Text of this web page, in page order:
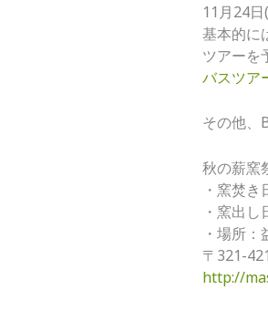
11月24
基本的に
ツアーを
バスツア
その他、
秋の薪窯
・窯焚
・窯出
・場所
〒321-
http://